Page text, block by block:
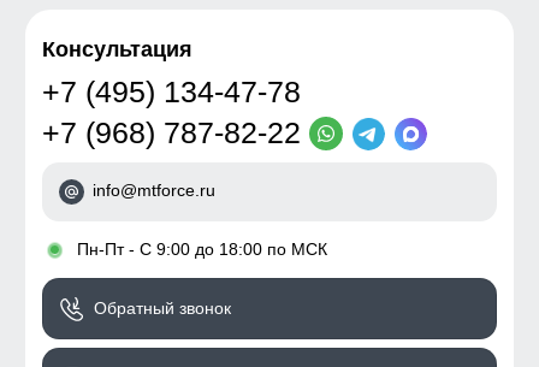
Консультация
+7 (495) 134-47-78
+7 (968) 787-82-22
info@mtforce.ru
• Пн-Пт - С 9:00 до 18:00 по МСК
Обратный звонок